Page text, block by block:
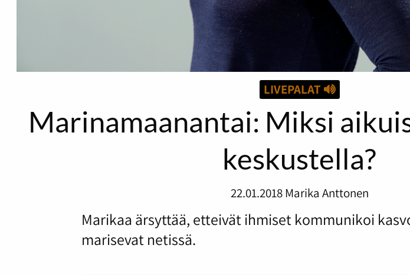
LIVEPALAT
Marinamaanantai: Miksi
keskustella?
22.01.2018 Marika Anttonen
Marikaa ärsyttää, etteivät ihmiset kommunikoi
marisevat netissä.